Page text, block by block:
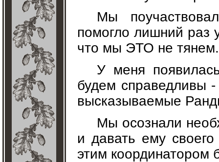
Мы
помогло лишний раз
что мы ЭТО не тянем.
У меня
будем справедливы
высказываемые
Мы осознали
и давать ему
этим координатором